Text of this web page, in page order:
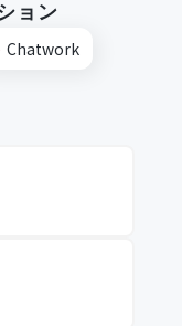
ョン
Chatwork